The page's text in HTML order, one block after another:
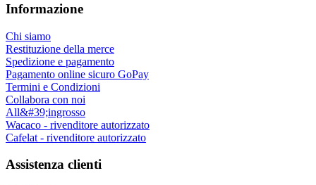
Informazione
Chi siamo
Restituzione della merce
Spedizione e pagamento
Pagamento online sicuro GoPay
Termini e Condizioni
Collabora con noi
All&#39;ingrosso
Wacaco - rivenditore autorizzato
Cafelat - rivenditore autorizzato
Assistenza clienti